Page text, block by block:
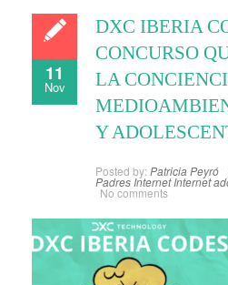
11
Nov
DXC IBERIA
CONCURSO
LA
Y
Posted by: Patricia Peyró
Padres Internet Internet
No comments